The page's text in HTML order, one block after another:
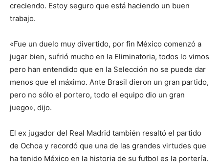
creciendo. Estoy seguro que está haciendo un buen
trabajo.
«Fue un duelo muy divertido, por fin México comenzó a
jugar bien, sufrió mucho en la Eliminatoria, todos lo vimos
pero han entendido que en la Selección no se puede dar
menos que el máximo. Ante Brasil dieron un gran partido,
pero no sólo el portero, todo el equipo dio un gran
juego», dijo.
El ex jugador del Real Madrid también resaltó el partido
de Ochoa y recordó que una de las grandes virtudes que
ha tenido México en la historia de su futbol es la portería.